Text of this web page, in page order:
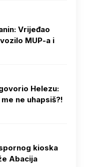
Vrijeđao
MUP-a i
Helezu:
ne uhapsiš?!
kioska
Abacija